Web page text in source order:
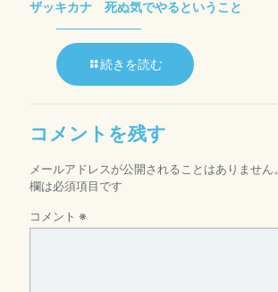
ザッキカナ 死ぬ気でやるということ
続きを読む
コメントを残す
メールアドレスが公開されることはありません。
欄は必須項目です
コメント ※